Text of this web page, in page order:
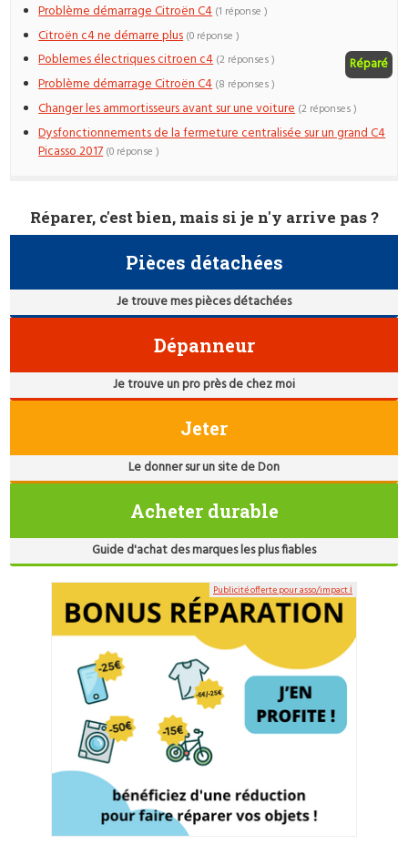
Problème démarrage Citroën C4 (1 réponse )
Citroën c4 ne démarre plus (0 réponse )
Poblemes électriques citroen c4 Réparé
(2 réponses )
Problème démarrage Citroën C4 (8 réponses )
Changer les ammortisseurs avant sur une voiture (2 réponses )
Dysfonctionnements de la fermeture centralisée sur un grand C4
Picasso 2017 (0 réponse )
Réparer, c'est bien, mais si je n'y arrive pas ?
Pièces détachées
Je trouve mes pièces détachées
Dépanneur
Je trouve un pro près de chez moi
Jeter
Le donner sur un site de Don
Acheter durable
Guide d'achat des marques les plus fiables
Publicité offerte pour asso/impact ℹ